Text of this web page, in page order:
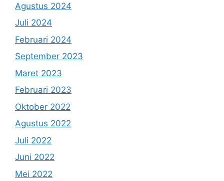
Agustus 2024
Juli 2024
Februari 2024
September 2023
Maret 2023
Februari 2023
Oktober 2022
Agustus 2022
Juli 2022
Juni 2022
Mei 2022